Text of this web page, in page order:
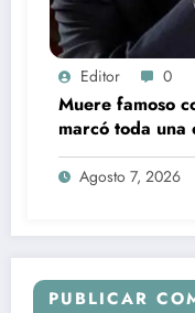
Editor 0
Muere famoso
marcó toda una
chica, así fue
Agosto 7, 2026
PUBLICAR